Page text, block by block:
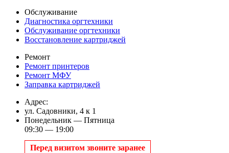
Обслуживание
Диагностика оргтехники
Обслуживание оргтехники
Восстановление картриджей
Ремонт
Ремонт принтеров
Ремонт МФУ
Заправка картриджей
Адрес:
ул. Садовники, 4 к 1
Понедельник — Пятница
09:30 — 19:00
Перед визитом звоните заранее